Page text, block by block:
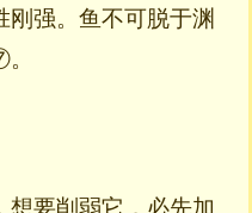
强。鱼不可脱于渊
想要削弱它，必先加